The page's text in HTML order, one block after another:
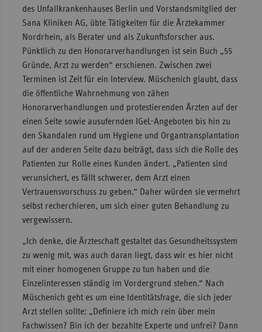
des Unfallkrankenhauses Berlin und Vorstandsmitglied der
Sana Kliniken AG, übte Tätigkeiten für die Ärztekammer
Nordrhein, als Berater und als Zukunftsforscher aus.
Pünktlich zu den Honorarverhandlungen ist sein Buch „55
Gründe, Arzt zu werden“ erschienen. Zwischen zwei
Terminen ist Zeit für ein Interview. Müschenich glaubt, dass
die öffentliche Wahrnehmung von zähen
Honorarverhandlungen und protestierenden Ärzten auf der
einen Seite sowie ausufernden IGeL-Angeboten bis hin zu
den Skandalen rund um Hygiene und Organtransplantation
auf der anderen Seite dazu beiträgt, dass sich die Rolle des
Patienten zur Rolle eines Kunden ändert. „Patienten sind
verunsichert, es fällt schwerer, dem Arzt einen
Vertrauensvorschuss zu geben.“ Daher würden sie vermehrt
selbst recherchieren, um sich einer guten Behandlung zu
vergewissern.
„Ich denke, die Ärzteschaft gestaltet das Gesundheitssystem
zu wenig mit, was auch daran liegt, dass wir es hier nicht
mit einer homogenen Gruppe zu tun haben und die
Einzelinteressen ständig im Vordergrund stehen.“ Nach
Müschenich geht es um eine Identitätsfrage, die sich jeder
Arzt stellen sollte: „Definiere ich mich rein über mein
Fachwissen? Bin ich der bezahlte Experte und unfrei? Dann